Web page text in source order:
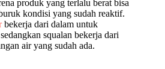
produk yang terlalu berat bisa
kondisi yang sudah reaktif.
bekerja dari dalam untuk
squalan bekerja dari
air yang sudah ada.